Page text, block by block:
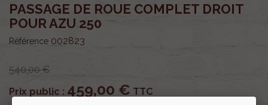
PASSAGE DE ROUE COMPLET DROIT
POUR AZU 250
Référence 002823
540,00 €
Prix public : 459,00 € TTC